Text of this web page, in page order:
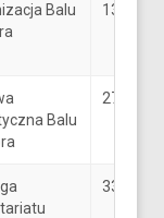
Balu
13289.6
Balu
2706
33